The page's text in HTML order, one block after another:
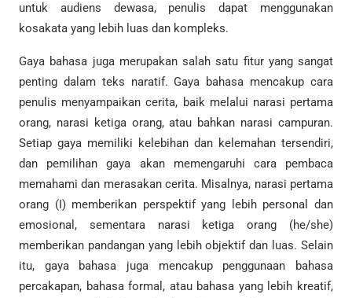
untuk audiens dewasa, penulis dapat menggunakan
kosakata yang lebih luas dan kompleks.
Gaya bahasa juga merupakan salah satu fitur yang sangat
penting dalam teks naratif. Gaya bahasa mencakup cara
penulis menyampaikan cerita, baik melalui narasi pertama
orang, narasi ketiga orang, atau bahkan narasi campuran.
Setiap gaya memiliki kelebihan dan kelemahan tersendiri,
dan pemilihan gaya akan memengaruhi cara pembaca
memahami dan merasakan cerita. Misalnya, narasi pertama
orang (I) memberikan perspektif yang lebih personal dan
emosional, sementara narasi ketiga orang (he/she)
memberikan pandangan yang lebih objektif dan luas. Selain
itu, gaya bahasa juga mencakup penggunaan bahasa
percakapan, bahasa formal, atau bahasa yang lebih kreatif,